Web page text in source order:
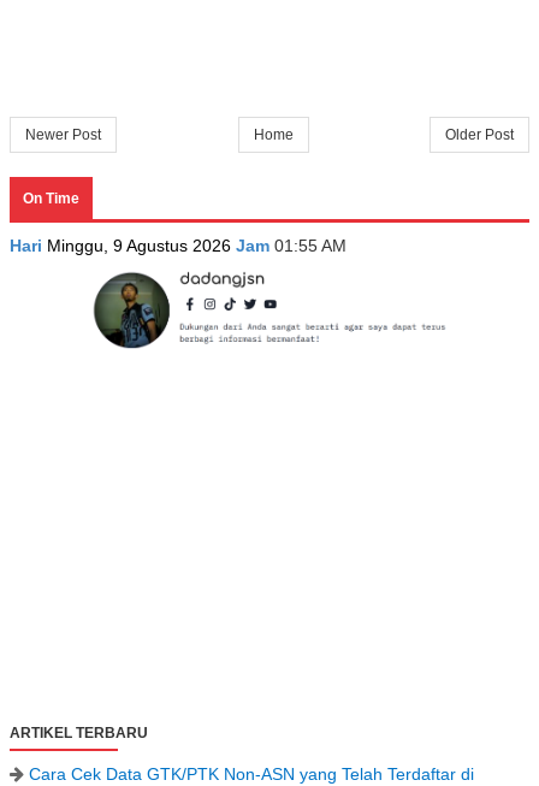
Newer Post Older Post
Home
On Time
Hari Minggu, 9 Agustus 2026 Jam 01:55 AM
ARTIKEL TERBARU
Cara Cek Data GTK/PTK Non-ASN yang Telah Terdaftar di